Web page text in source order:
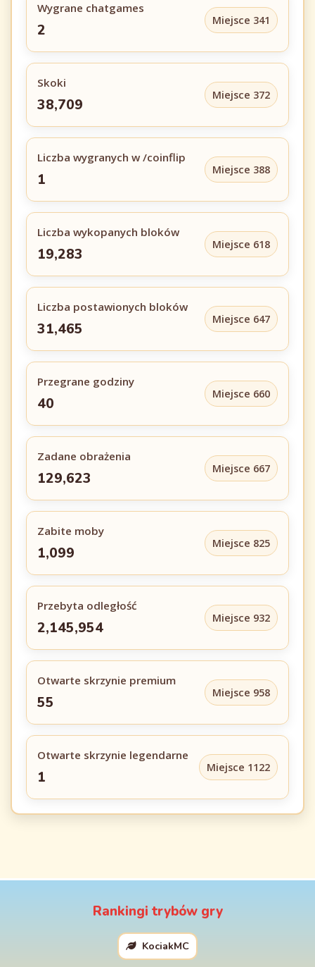
Wygrane chatgames
2
Miejsce 341
Skoki
38,709
Miejsce 372
Liczba wygranych w /coinflip
1
Miejsce 388
Liczba wykopanych bloków
19,283
Miejsce 618
Liczba postawionych bloków
31,465
Miejsce 647
Przegrane godziny
40
Miejsce 660
Zadane obrażenia
129,623
Miejsce 667
Zabite moby
1,099
Miejsce 825
Przebyta odległość
2,145,954
Miejsce 932
Otwarte skrzynie premium
55
Miejsce 958
Otwarte skrzynie legendarne
1
Miejsce 1122
Rankingi trybów gry
KociakMC